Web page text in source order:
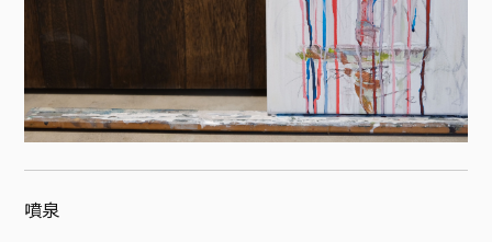
噴泉